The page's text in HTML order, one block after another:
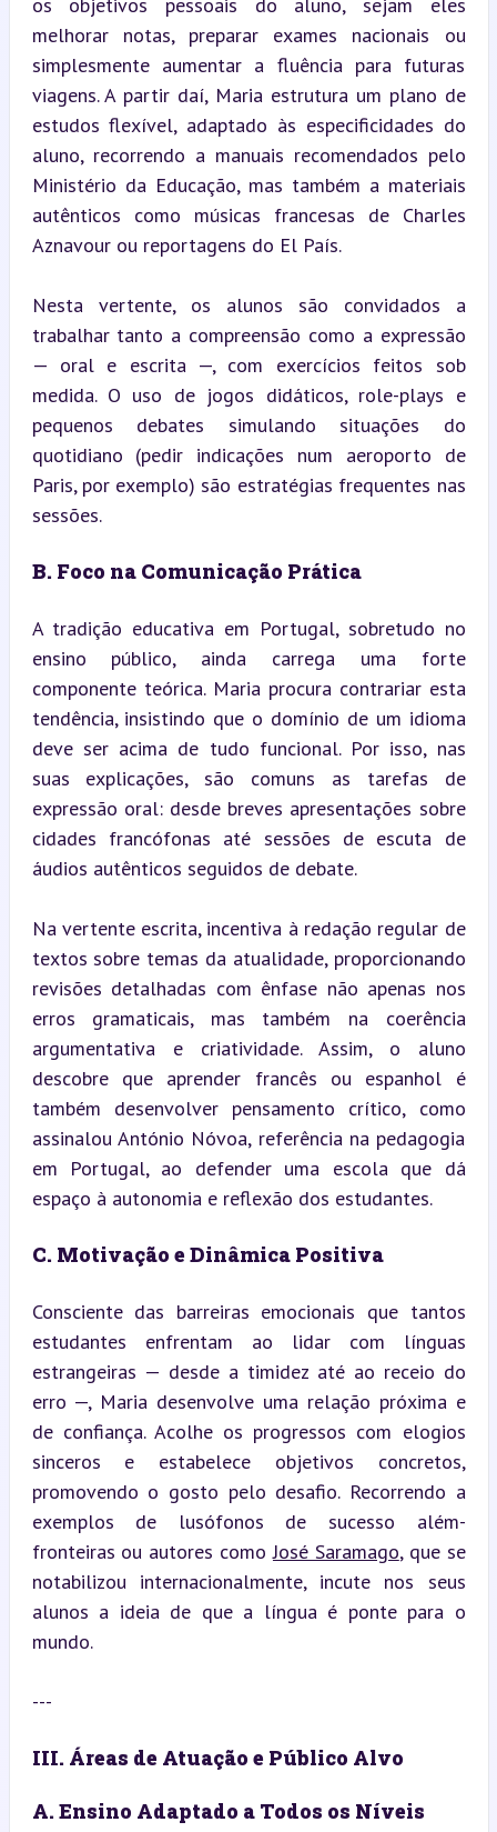
melhorar notas, preparar exames nacionais ou
simplesmente aumentar a fluência para futuras
viagens. A partir daí, Maria estrutura um plano de
estudos flexível, adaptado às especificidades do
aluno, recorrendo a manuais recomendados pelo
Ministério da Educação, mas também a materiais
autênticos como músicas francesas de Charles
Aznavour ou reportagens do El País.
Nesta vertente, os alunos são convidados a
trabalhar tanto a compreensão como a expressão
— oral e escrita —, com exercícios feitos sob
medida. O uso de jogos didáticos, role-plays e
pequenos debates simulando situações do
quotidiano (pedir indicações num aeroporto de
Paris, por exemplo) são estratégias frequentes nas
sessões.
B. Foco na Comunicação Prática
A tradição educativa em Portugal, sobretudo no
ensino público, ainda carrega uma forte
componente teórica. Maria procura contrariar esta
tendência, insistindo que o domínio de um idioma
deve ser acima de tudo funcional. Por isso, nas
suas explicações, são comuns as tarefas de
expressão oral: desde breves apresentações sobre
cidades francófonas até sessões de escuta de
áudios autênticos seguidos de debate.
Na vertente escrita, incentiva à redação regular de
textos sobre temas da atualidade, proporcionando
revisões detalhadas com ênfase não apenas nos
erros gramaticais, mas também na coerência
argumentativa e criatividade. Assim, o aluno
descobre que aprender francês ou espanhol é
também desenvolver pensamento crítico, como
assinalou António Nóvoa, referência na pedagogia
em Portugal, ao defender uma escola que dá
espaço à autonomia e reflexão dos estudantes.
C. Motivação e Dinâmica Positiva
Consciente das barreiras emocionais que tantos
estudantes enfrentam ao lidar com línguas
estrangeiras — desde a timidez até ao receio do
erro —, Maria desenvolve uma relação próxima e
de confiança. Acolhe os progressos com elogios
sinceros e estabelece objetivos concretos,
promovendo o gosto pelo desafio. Recorrendo a
exemplos de lusófonos de sucesso além-
fronteiras ou autores como José Saramago, que se
notabilizou internacionalmente, incute nos seus
alunos a ideia de que a língua é ponte para o
mundo.
---
III. Áreas de Atuação e Público Alvo
A. Ensino Adaptado a Todos os Níveis